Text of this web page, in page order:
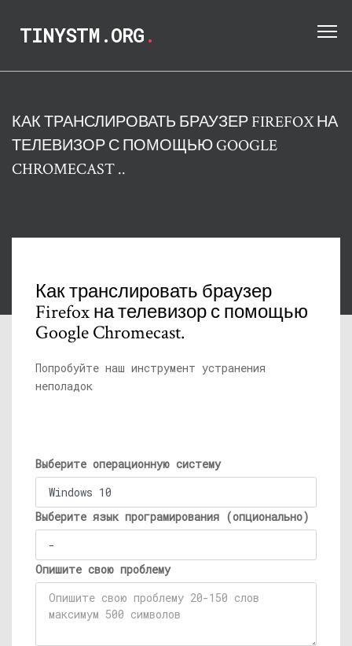
TINYSTM.ORG.
КАК ТРАНСЛИРОВАТЬ БРАУЗЕР FIREFOX НА
ТЕЛЕВИЗОР С ПОМОЩЬЮ GOOGLE
CHROMECAST ..
Как транслировать браузер
Firefox на телевизор с помощью
Google Chromecast.
Попробуйте наш инструмент устранения
неполадок
Выберите операционную систему
Выберите язык програмирования (опционально)
Опишите свою проблему